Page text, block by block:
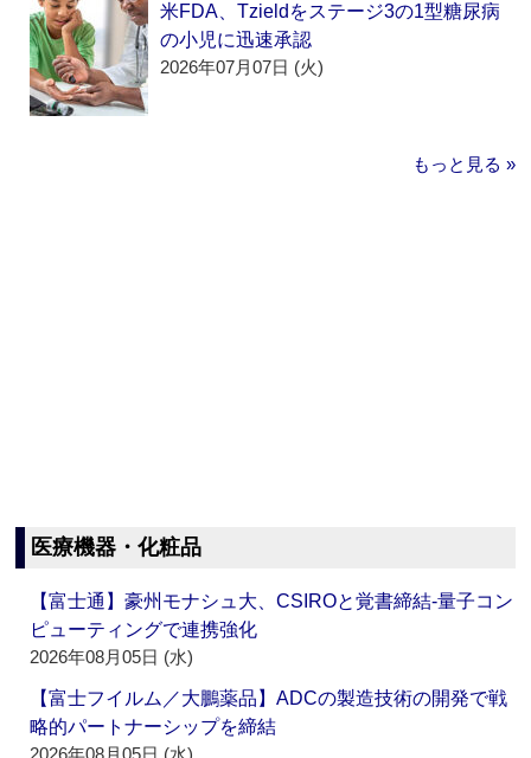
米FDA、Tzieldをステージ3の1型糖尿病
の小児に迅速承認
2026年07月07日 (火)
もっと見る »
医療機器・化粧品
【富士通】豪州モナシュ大、CSIROと覚書締結‐量子コン
ピューティングで連携強化
2026年08月05日 (水)
【富士フイルム／大鵬薬品】ADCの製造技術の開発で戦
略的パートナーシップを締結